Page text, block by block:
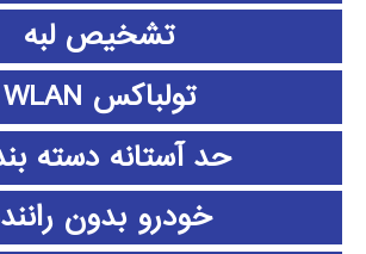
تشخیص لبه
تولباکس WLAN
حد آستانه دسته
خودرو بدون